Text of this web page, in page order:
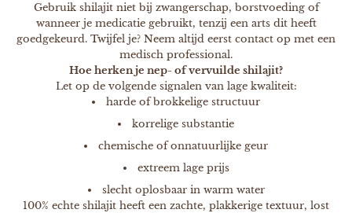
Gebruik shilajit niet bij zwangerschap, borstvoeding of
wanneer je medicatie gebruikt, tenzij een arts dit heeft
goedgekeurd. Twijfel je? Neem altijd eerst contact op met een
medisch professional.
Hoe herken je nep- of vervuilde shilajit?
Let op de volgende signalen van lage kwaliteit:
harde of brokkelige structuur
korrelige substantie
chemische of onnatuurlijke geur
extreem lage prijs
slecht oplosbaar in warm water
100% echte shilajit heeft een zachte, plakkerige textuur, lost